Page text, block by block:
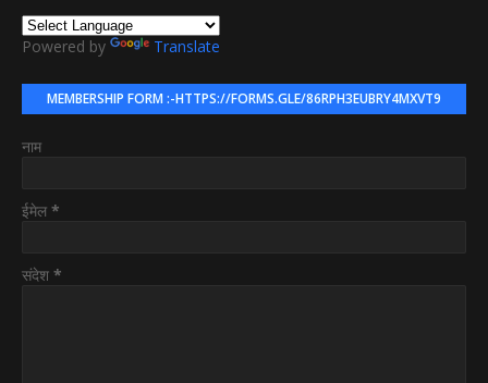
Powered by Translate
MEMBERSHIP FORM :-HTTPS://FORMS.GLE/86RPH3EUBRY4MXVT9
नाम
ईमेल *
संदेश *